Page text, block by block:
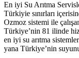
En iyi Su Arıtma
Türkiyie sınırları
Ozmoz sistemi ile
Türkiye’nin 81 ilinde
en iyi su arıtma
yana Türkiye’nin